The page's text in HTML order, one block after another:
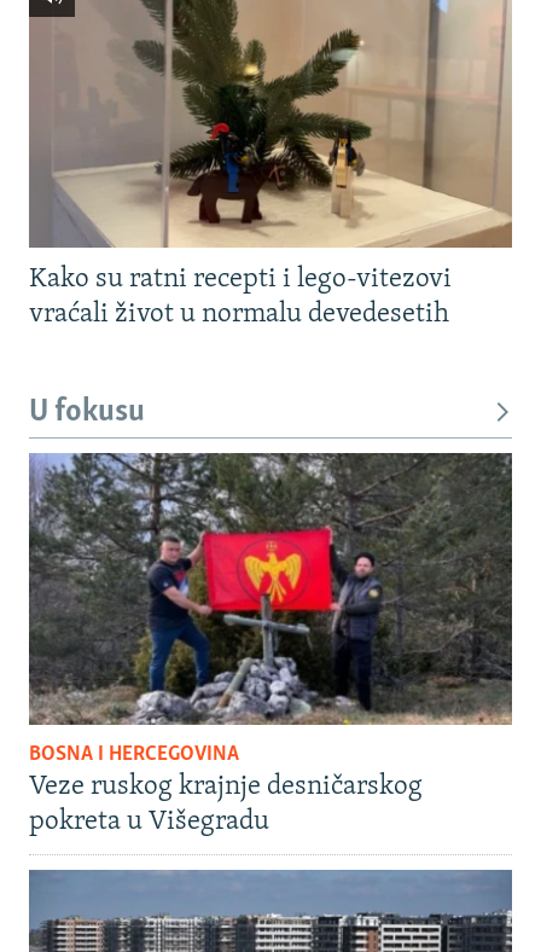
Kako su ratni recepti i lego-vitezovi
vraćali život u normalu devedesetih
U fokusu
BOSNA I HERCEGOVINA
Veze ruskog krajnje desničarskog
pokreta u Višegradu